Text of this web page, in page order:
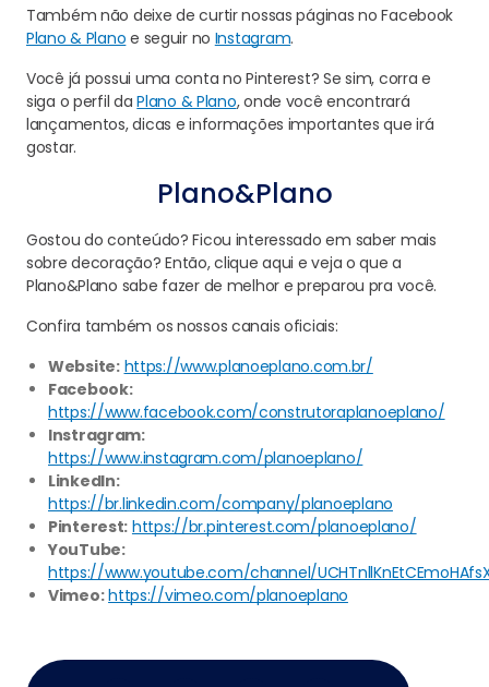
Também não deixe de curtir nossas páginas no Facebook
Plano & Plano e seguir no Instagram.
Você já possui uma conta no Pinterest? Se sim, corra e
siga o perfil da Plano & Plano, onde você encontrará
lançamentos, dicas e informações importantes que irá
gostar.
Plano&Plano
Gostou do conteúdo? Ficou interessado em saber mais
sobre decoração? Então, clique aqui e veja o que a
Plano&Plano sabe fazer de melhor e preparou pra você.
Confira também os nossos canais oficiais:
Website: https://www.planoeplano.com.br/
Facebook:
https://www.facebook.com/construtoraplanoeplano/
Instragram:
https://www.instagram.com/planoeplano/
LinkedIn:
https://br.linkedin.com/company/planoeplano
Pinterest: https://br.pinterest.com/planoeplano/
YouTube:
https://www.youtube.com/channel/
Vimeo:https://vimeo.com/planoeplano